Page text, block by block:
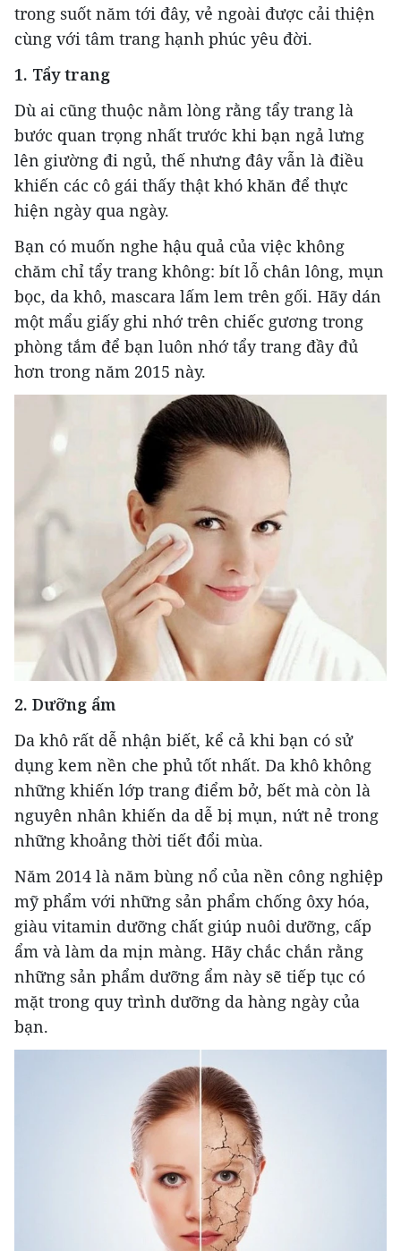
trong suốt năm tới đây, vẻ ngoài được cải thiện
cùng với tâm trang hạnh phúc yêu đời.
1. Tẩy trang
Dù ai cũng thuộc nằm lòng rằng tẩy trang là
bước quan trọng nhất trước khi bạn ngả lưng
lên giường đi ngủ, thế nhưng đây vẫn là điều
khiến các cô gái thấy thật khó khăn để thực
hiện ngày qua ngày.
Bạn có muốn nghe hậu quả của việc không
chăm chỉ tẩy trang không: bít lỗ chân lông, mụn
bọc, da khô, mascara lấm lem trên gối. Hãy dán
một mẩu giấy ghi nhớ trên chiếc gương trong
phòng tắm để bạn luôn nhớ tẩy trang đầy đủ
hơn trong năm 2015 này.
2. Dưỡng ẩm
Da khô rất dễ nhận biết, kể cả khi bạn có sử
dụng kem nền che phủ tốt nhất. Da khô không
những khiến lớp trang điểm bở, bết mà còn là
nguyên nhân khiến da dễ bị mụn, nứt nẻ trong
những khoảng thời tiết đổi mùa.
Năm 2014 là năm bùng nổ của nền công nghiệp
mỹ phẩm với những sản phẩm chống ôxy hóa,
giàu vitamin dưỡng chất giúp nuôi dưỡng, cấp
ẩm và làm da mịn màng. Hãy chắc chắn rằng
những sản phẩm dưỡng ẩm này sẽ tiếp tục có
mặt trong quy trình dưỡng da hàng ngày của
bạn.